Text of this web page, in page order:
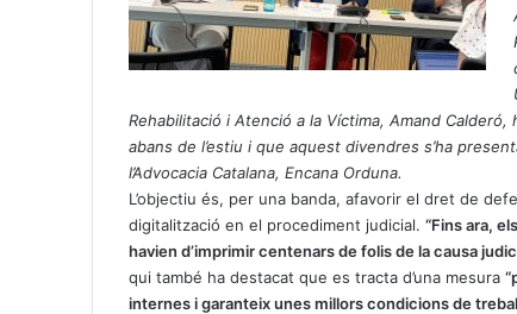
Rehabilitació i Atenció a la Víctima, Amand
abans de l’estiu i que aquest divendres s’ha
l’Advocacia Catalana, Encana Orduna.
L’objectiu és, per una banda, afavorir el dret de
digitalització en el procediment judicial. “Fins ara,
havien d’imprimir centenars de folis de la causa
qui també ha destacat que es tracta d’una mesura
internes i garanteix unes millors condicions de